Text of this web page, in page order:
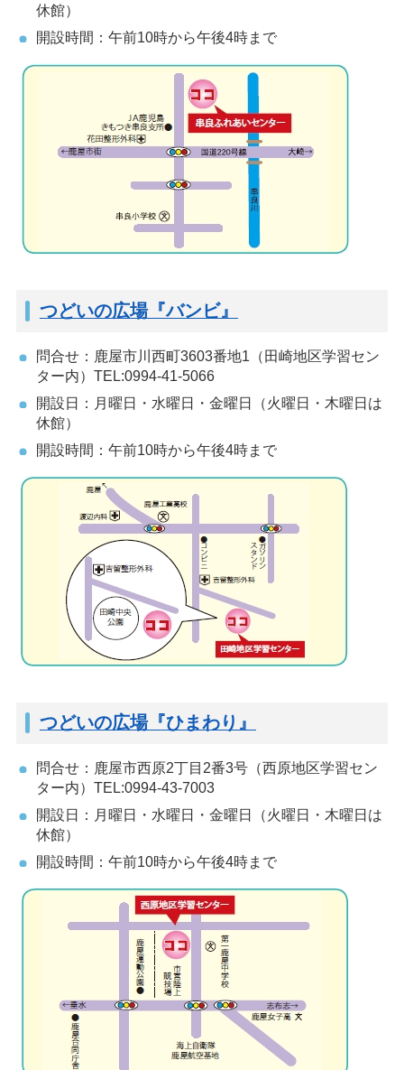
休館）
開設時間：午前10時から午後4時まで
つどいの広場『バンビ』
問合せ：鹿屋市川西町3603番地1（田崎地区学習セン
ター内）TEL:0994-41-5066
開設日：月曜日・水曜日・金曜日（火曜日・木曜日は
休館）
開設時間：午前10時から午後4時まで
つどいの広場『ひまわり』
問合せ：鹿屋市西原2丁目2番3号（西原地区学習セン
ター内）TEL:0994-43-7003
開設日：月曜日・水曜日・金曜日（火曜日・木曜日は
休館）
開設時間：午前10時から午後4時まで